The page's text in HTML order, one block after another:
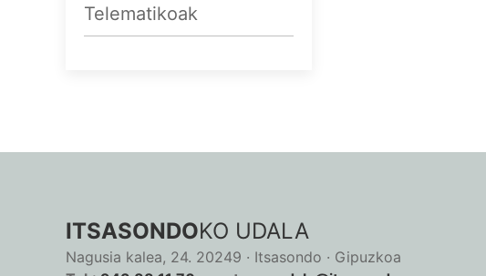
Telematikoak
ITSASONDOKO UDALA
Nagusia kalea, 24. 20249 · Itsasondo · Gipuzkoa